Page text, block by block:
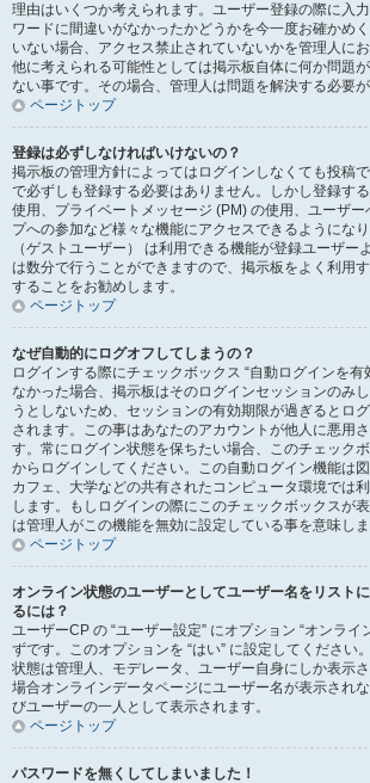
理由はいくつか考えられます。ユーザー登録の際に入
ワードに間違いがなかったかどうかを今一度お確かめ
いない場合、アクセス禁止されていないかを管理人に
他に考えられる可能性としては掲示板自体に何か問題
ない事です。その場合、管理人は問題を解決する必要が
ページトップ
登録は必ずしなければいけないの？
掲示板の管理方針によってはログインしなくても投稿
で必ずしも登録する必要はありません。しかし登録す
使用、プライベートメッセージ (PM) の使用、ユーザ
プへの参加など様々な機能にアクセスできるようにな
（ゲストユーザー） は利用できる機能が登録ユーザー
は数分で行うことができますので、掲示板をよく利用
することをお勧めします。
ページトップ
なぜ自動的にログオフしてしまうの？
ログインする際にチェックボックス “自動ログインを有
なかった場合、掲示板はそのログインセッションのみ
うとしないため、セッションの有効期限が過ぎるとロ
されます。この事はあなたのアカウントが他人に悪用
す。常にログイン状態を保ちたい場合、このチェック
からログインしてください。この自動ログイン機能は
カフェ、大学などの共有されたコンピュータ環境では
します。もしログインの際にこのチェックボックスが
は管理人がこの機能を無効に設定している事を意味しま
ページトップ
オンライン状態のユーザーとしてユーザー名をリスト
るには？
ユーザーCP の “ユーザー設定” にオプション “オンライ
ずです。このオプションを “はい” に設定してください
状態は管理人、モデレータ、ユーザー自身にしか表示
場合オンラインデータページにユーザー名が表示され
びユーザーの一人として表示されます。
ページトップ
パスワードを無くしてしまいました！